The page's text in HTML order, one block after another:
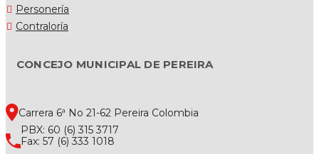
Personería
Contraloría
CONCEJO MUNICIPAL DE PEREIRA
Carrera 6ª No 21-62 Pereira Colombia
PBX: 60 (6) 315 3717
Fax: 57 (6) 333 1018